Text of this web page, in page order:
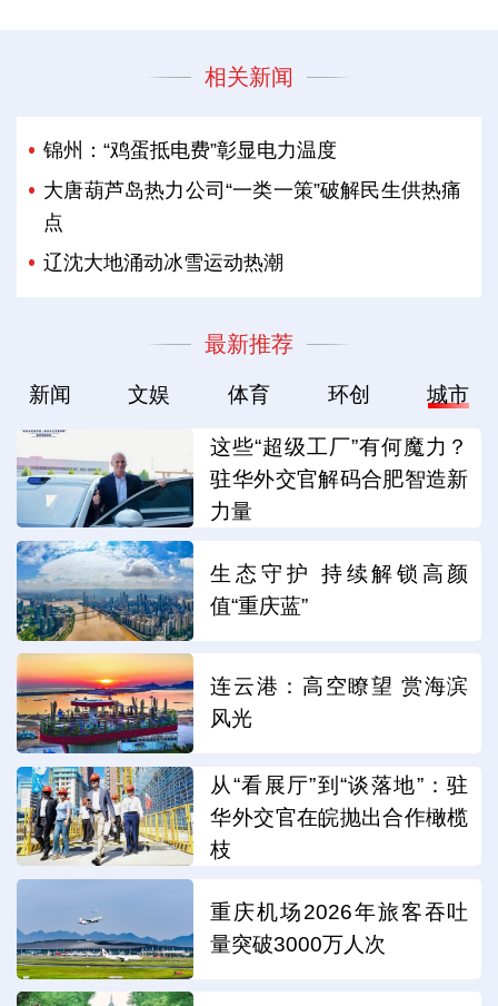
相关新闻
锦州：“鸡蛋抵电费”彰显电力温度
大唐葫芦岛热力公司“一类一策”破解民生供热痛
点
辽沈大地涌动冰雪运动热潮
最新推荐
新闻 文娱 体育 环创 城市
这些“超级工厂”有何魔力？
驻华外交官解码合肥智造新
力量
生态守护 持续解锁高颜
值“重庆蓝”
连云港：高空瞭望 赏海滨
风光
从“看展厅”到“谈落地”：驻
华外交官在皖抛出合作橄榄
枝
重庆机场2026年旅客吞吐
量突破3000万人次